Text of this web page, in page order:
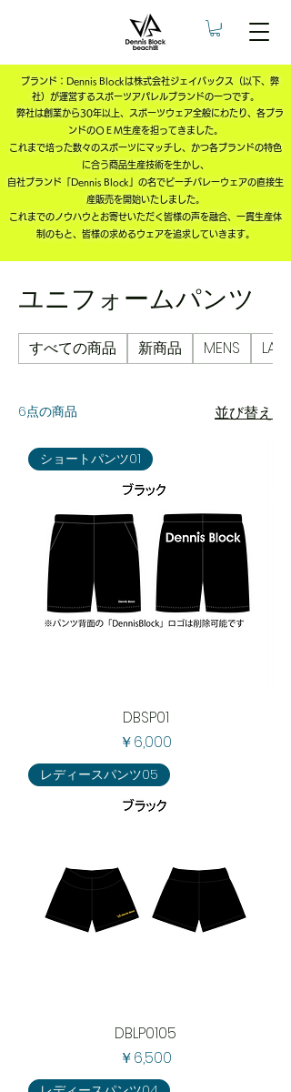
ブランド：Dennis Blockは株式会社ジェイバックス（以下、弊
社）が運営するスポーツアパレルブランドの一つです。
弊社は創業から30年以上、スポーツウェア全般にわたり、 各ブラ
ンドのＯＥＭ生産を担ってきました。
これまで培った数々のスポーツにマッチし、かつ各ブランドの特色
に合う商品生産技術を生かし、
自社ブランド「Dennis Block」 の名で ビーチバレーウェアの直接生
産販売を開始いたしました。
これまでのノウハウとお寄せいただく皆様の声を融合、 一貫生産体
制のもと、皆様の求めるウェアを追求していきます。
ユニフォームパンツ
すべての商品 新商品 MENS
6点の商品 並び替え
ショートパンツ01
DBSP01
価格
￥6,000
レディースパンツ05
DBLP0105
価格
￥6,500